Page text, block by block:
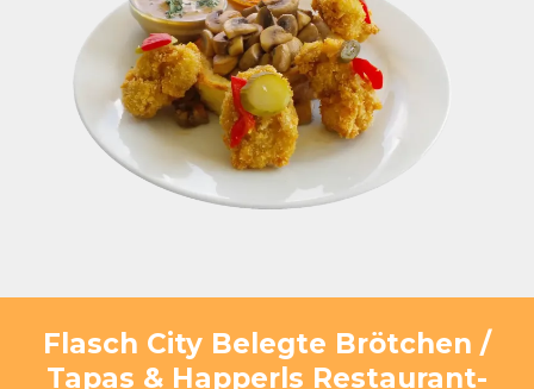
Flasch City Belegte Brötchen /
Tapas & Happerls Restaurant-